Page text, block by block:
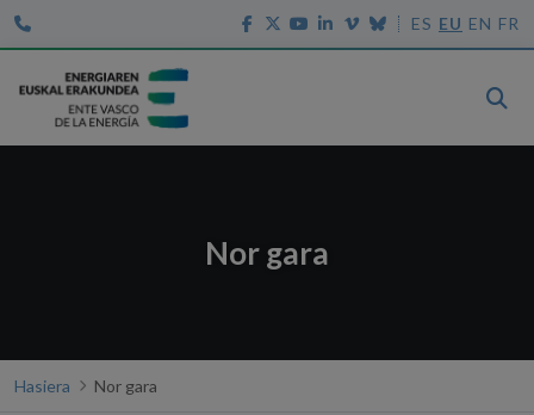
ES EU EN FR
Nor gara
Hasiera Nor gara